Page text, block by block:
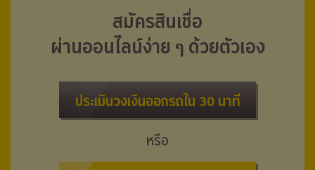
สมัครสินเชื่อ
ผ่านออนไลน์ง่าย ๆ ด้วยตัวเอง
ประเมินวงเงินออกรถใน 30 นาที
หรือ